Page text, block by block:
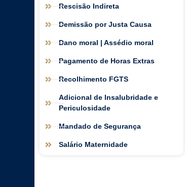
Rescisão Indireta
Demissão por Justa Causa
Dano moral | Assédio moral
Pagamento de Horas Extras
Recolhimento FGTS
Adicional de Insalubridade e
Periculosidade
Mandado de Segurança
Salário Maternidade